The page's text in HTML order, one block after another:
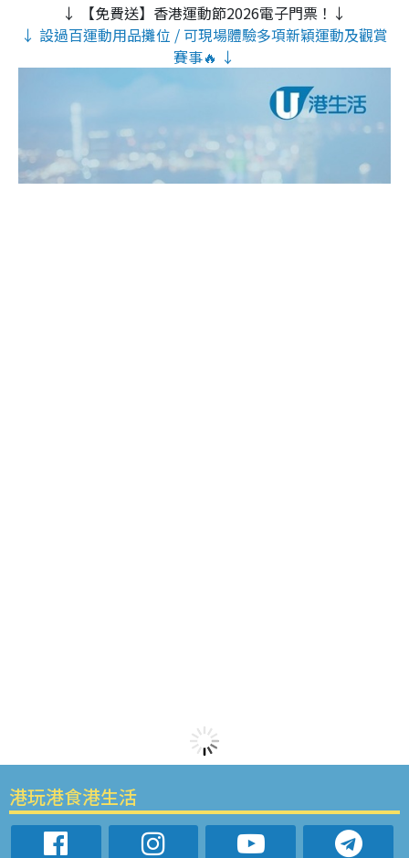
↓ 【免費送】香港運動節2026電子門票！↓
↓ 設過百運動用品攤位 / 可現場體驗多項新穎運動及觀賞
賽事🔥 ↓
港玩港食港生活